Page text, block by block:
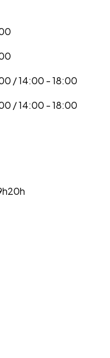
/ 14:00 - 18:00
/ 14:00 - 18:00
20h